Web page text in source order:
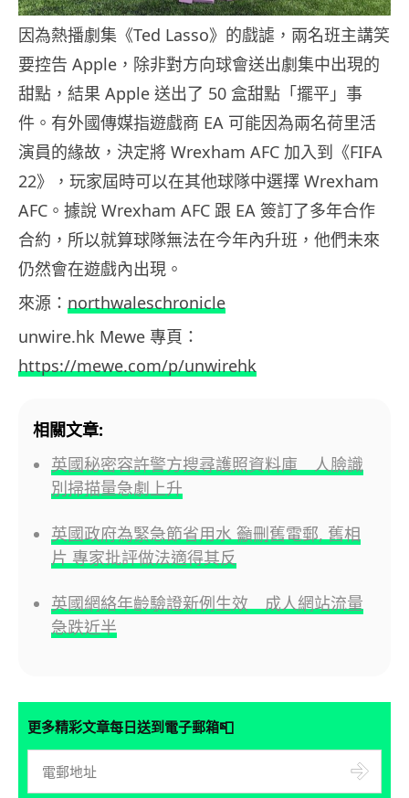
因為熱播劇集《Ted Lasso》的戲謔，兩名班主講笑
要控告 Apple，除非對方向球會送出劇集中出現的
甜點，結果 Apple 送出了 50 盒甜點「擺平」事
件。有外國傳媒指遊戲商 EA 可能因為兩名荷里活
演員的緣故，決定將 Wrexham AFC 加入到《FIFA
22》，玩家屆時可以在其他球隊中選擇 Wrexham
AFC。據說 Wrexham AFC 跟 EA 簽訂了多年合作
合約，所以就算球隊無法在今年內升班，他們未來
仍然會在遊戲內出現。
來源： northwaleschronicle
unwire.hk Mewe 專頁：
https://mewe.com/p/unwirehk
相關文章:
英國秘密容許警方搜尋護照資料庫 人臉識
別掃描量急劇上升
英國政府為緊急節省用水 籲刪舊電郵, 舊相
片 專家批評做法適得其反
英國網絡年齡驗證新例生效 成人網站流量
急跌近半
更多精彩文章每日送到電子郵箱📮